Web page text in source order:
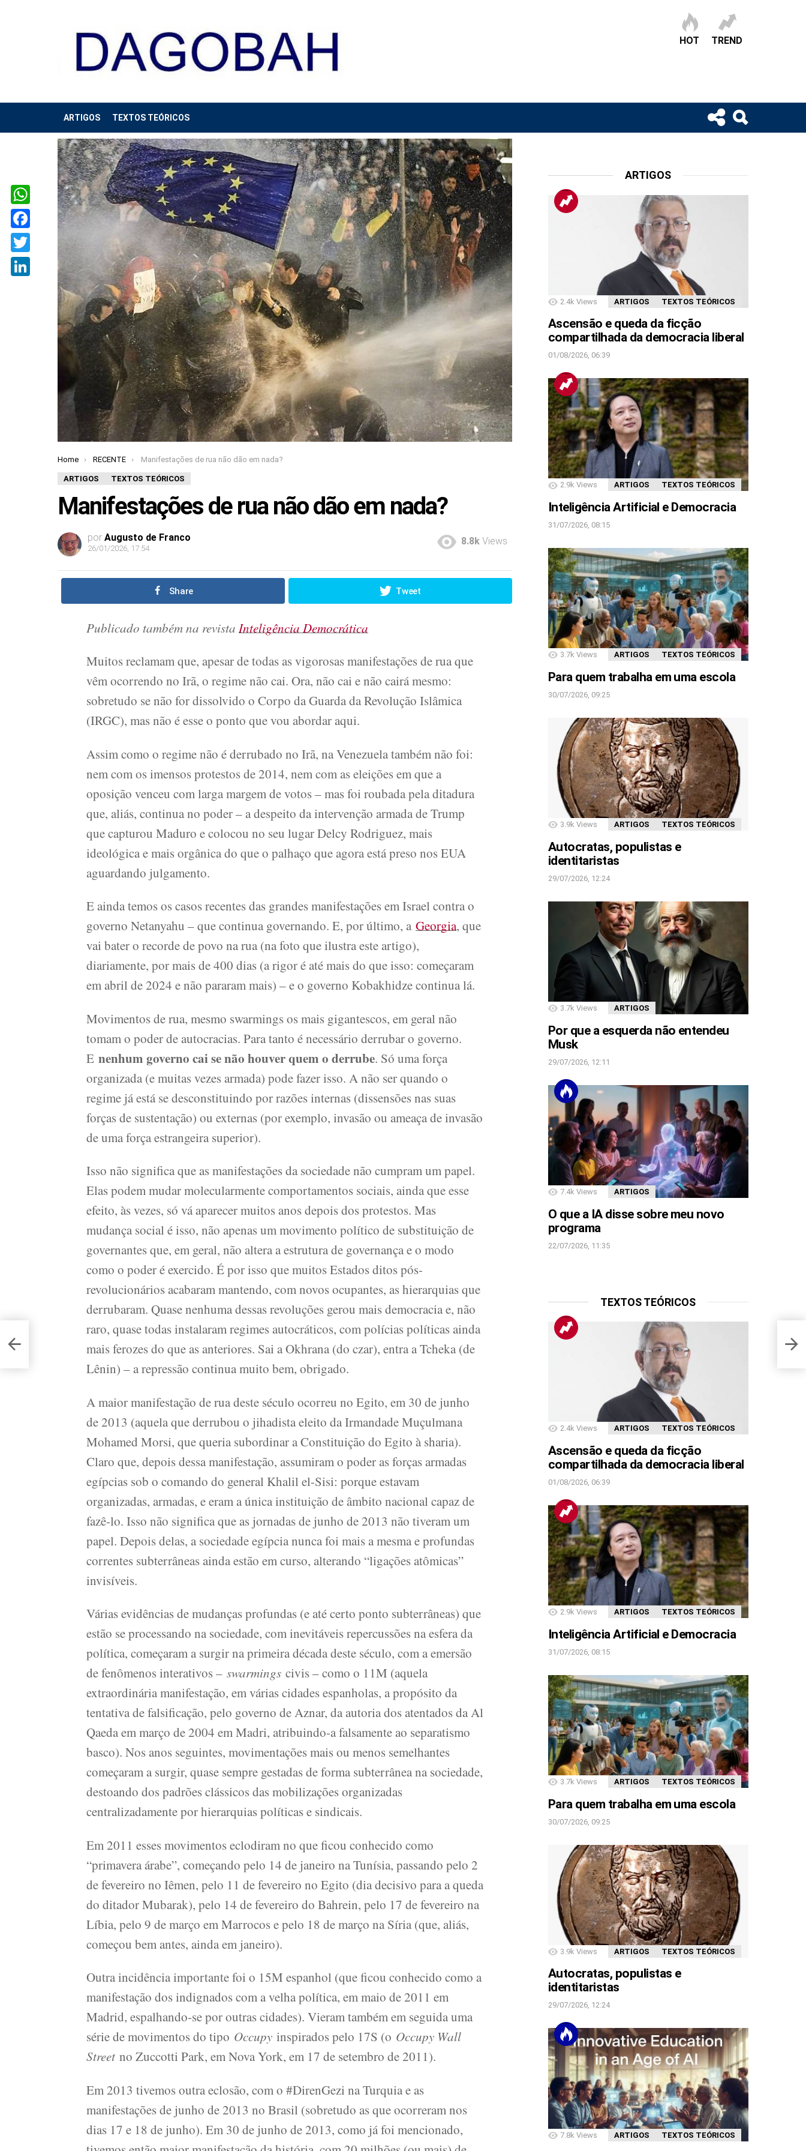
HOT TREND
ARTIGOS TEXTOS TEÓRICOS
You are here:
Home RECENTE Manifestações de rua não dão em nada?
ARTIGOS TEXTOS TEÓRICOS
Manifestações de rua não dão em nada?
por Augusto de Franco
26/01/2026, 17:54
8.8k Views
Share Tweet
Publicado também na revista Inteligência Democrática
Muitos reclamam que, apesar de todas as vigorosas manifestações de rua que
vêm ocorrendo no Irã, o regime não cai. Ora, não cai e não cairá mesmo:
sobretudo se não for dissolvido o Corpo da Guarda da Revolução Islâmica
(IRGC), mas não é esse o ponto que vou abordar aqui.
Assim como o regime não é derrubado no Irã, na Venezuela também não foi:
nem com os imensos protestos de 2014, nem com as eleições em que a
oposição venceu com larga margem de votos – mas foi roubada pela ditadura
que, aliás, continua no poder – a despeito da intervenção armada de Trump
que capturou Maduro e colocou no seu lugar Delcy Rodriguez, mais
ideológica e mais orgânica do que o palhaço que agora está preso nos EUA
aguardando julgamento.
E ainda temos os casos recentes das grandes manifestações em Israel contra o
governo Netanyahu – que continua governando. E, por último, a Georgia, que
vai bater o recorde de povo na rua (na foto que ilustra este artigo),
diariamente, por mais de 400 dias (a rigor é até mais do que isso: começaram
em abril de 2024 e não pararam mais) – e o governo Kobakhidze continua lá.
Movimentos de rua, mesmo swarmings os mais gigantescos, em geral não
tomam o poder de autocracias. Para tanto é necessário derrubar o governo.
E nenhum governo cai se não houver quem o derrube. Só uma força
organizada (e muitas vezes armada) pode fazer isso. A não ser quando o
regime já está se desconstituindo por razões internas (dissensões nas suas
forças de sustentação) ou externas (por exemplo, invasão ou ameaça de invasão
de uma força estrangeira superior).
Isso não significa que as manifestações da sociedade não cumpram um papel.
Elas podem mudar molecularmente comportamentos sociais, ainda que esse
efeito, às vezes, só vá aparecer muitos anos depois dos protestos. Mas
mudança social é isso, não apenas um movimento político de substituição de
governantes que, em geral, não altera a estrutura de governança e o modo
como o poder é exercido. É por isso que muitos Estados ditos pós-
revolucionários acabaram mantendo, com novos ocupantes, as hierarquias que
derrubaram. Quase nenhuma dessas revoluções gerou mais democracia e, não
raro, quase todas instalaram regimes autocráticos, com polícias políticas ainda
mais ferozes do que as anteriores. Sai a Okhrana (do czar), entra a Tcheka (de
Lênin) – a repressão continua muito bem, obrigado.
A maior manifestação de rua deste século ocorreu no Egito, em 30 de junho
de 2013 (aquela que derrubou o jihadista eleito da Irmandade Muçulmana
Mohamed Morsi, que queria subordinar a Constituição do Egito à sharia).
Claro que, depois dessa manifestação, assumiram o poder as forças armadas
egípcias sob o comando do general Khalil el-Sisi: porque estavam
organizadas, armadas, e eram a única instituição de âmbito nacional capaz de
fazê-lo. Isso não significa que as jornadas de junho de 2013 não tiveram um
papel. Depois delas, a sociedade egípcia nunca foi mais a mesma e profundas
correntes subterrâneas ainda estão em curso, alterando “ligações atômicas”
invisíveis.
Várias evidências de mudanças profundas (e até certo ponto subterrâneas) que
estão se processando na sociedade, com inevitáveis repercussões na esfera da
política, começaram a surgir na primeira década deste século, com a emersão
de fenômenos interativos – swarmings civis – como o 11M (aquela
extraordinária manifestação, em várias cidades espanholas, a propósito da
tentativa de falsificação, pelo governo de Aznar, da autoria dos atentados da Al
Qaeda em março de 2004 em Madri, atribuindo-a falsamente ao separatismo
basco). Nos anos seguintes, movimentações mais ou menos semelhantes
começaram a surgir, quase sempre gestadas de forma subterrânea na sociedade,
destoando dos padrões clássicos das mobilizações organizadas
centralizadamente por hierarquias políticas e sindicais.
Em 2011 esses movimentos eclodiram no que ficou conhecido como
“primavera árabe”, começando pelo 14 de janeiro na Tunísia, passando pelo 2
de fevereiro no Iêmen, pelo 11 de fevereiro no Egito (dia decisivo para a queda
do ditador Mubarak), pelo 14 de fevereiro do Bahrein, pelo 17 de fevereiro na
Líbia, pelo 9 de março em Marrocos e pelo 18 de março na Síria (que, aliás,
começou bem antes, ainda em janeiro).
Outra incidência importante foi o 15M espanhol (que ficou conhecido como a
manifestação dos indignados com a velha política, em maio de 2011 em
Madrid, espalhando-se por outras cidades). Vieram também em seguida uma
série de movimentos do tipo Occupy inspirados pelo 17S (o Occupy Wall
Street no Zuccotti Park, em Nova York, em 17 de setembro de 2011).
Em 2013 tivemos outra eclosão, com o #DirenGezi na Turquia e as
manifestações de junho de 2013 no Brasil (sobretudo as que ocorreram nos
dias 17 e 18 de junho). Em 30 de junho de 2013, como já foi mencionado,
ARTIGOS
2.4k Views ARTIGOS TEXTOS TEÓRICOS
Ascensão e queda da ficção
compartilhada da democracia liberal
01/08/2026, 06:39
2.9k Views ARTIGOS TEXTOS TEÓRICOS
Inteligência Artificial e Democracia
31/07/2026, 08:15
3.7k Views ARTIGOS TEXTOS TEÓRICOS
Para quem trabalha em uma escola
30/07/2026, 09:25
3.9k Views ARTIGOS TEXTOS TEÓRICOS
Autocratas, populistas e
identitaristas
29/07/2026, 12:24
3.7k Views ARTIGOS
Por que a esquerda não entendeu
Musk
29/07/2026, 12:11
7.4k Views ARTIGOS
O que a IA disse sobre meu novo
programa
22/07/2026, 11:35
TEXTOS TEÓRICOS
2.4k Views ARTIGOS TEXTOS TEÓRICOS
Ascensão e queda da ficção
compartilhada da democracia liberal
01/08/2026, 06:39
2.9k Views ARTIGOS TEXTOS TEÓRICOS
Inteligência Artificial e Democracia
31/07/2026, 08:15
3.7k Views ARTIGOS TEXTOS TEÓRICOS
Para quem trabalha em uma escola
30/07/2026, 09:25
3.9k Views ARTIGOS TEXTOS TEÓRICOS
Autocratas, populistas e
identitaristas
29/07/2026, 12:24
7.8k Views ARTIGOS TEXTOS TEÓRICOS
WhatsApp
Facebook
Twitter